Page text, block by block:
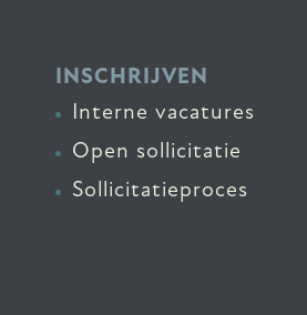
INSCHRIJVEN
Interne vacatures
Open sollicitatie
Sollicitatieproces